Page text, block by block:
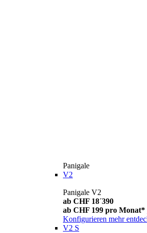
Panigale
V2
Panigale V2
ab CHF 18´390
ab CHF 199 pro Monat*
Konfigurieren mehr
V2 S